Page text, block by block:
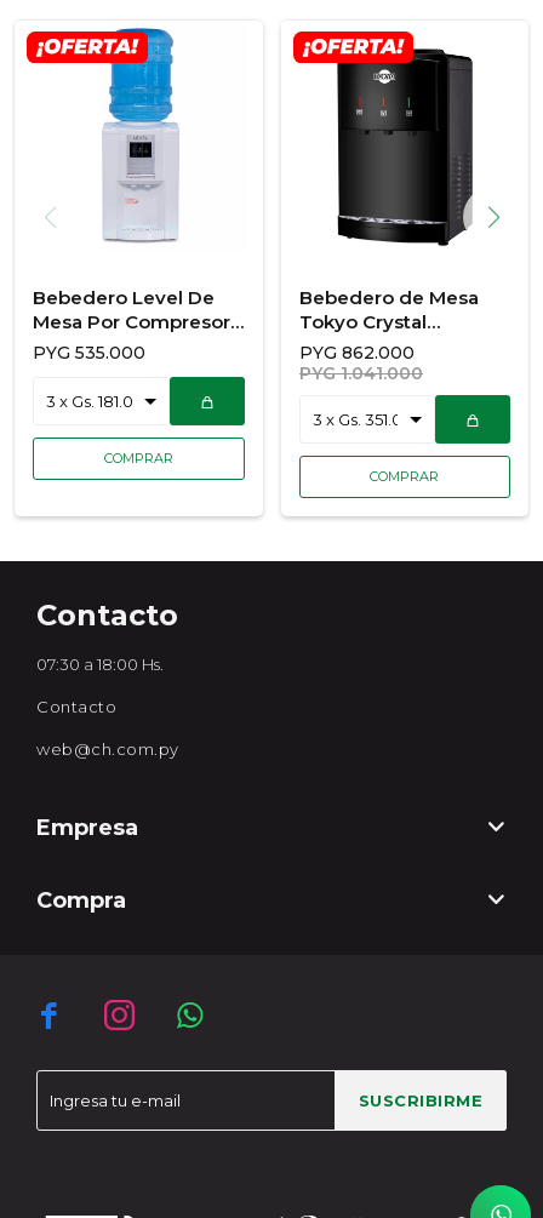
Bebedero Level De
Mesa Por Compresor
F/C
PYG 535.000
Bebedero de Mesa
Tokyo Crystal
Frío/Caliente Blanco
PYG 862.000
PYG 1.041.000
  
SUSCRIBIRME
Contacto
07:30 a 18:00 Hs.
Contacto
web@ch.com.py
Empresa
Compra